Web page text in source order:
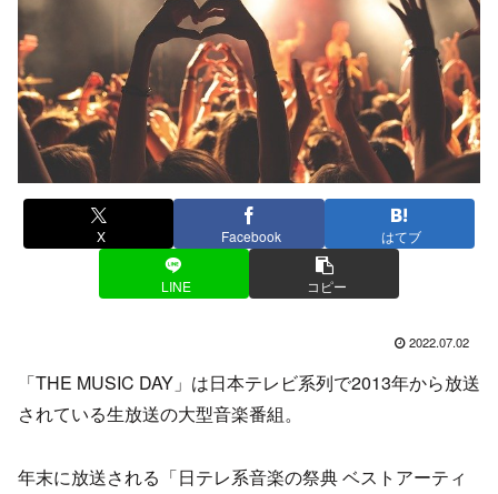
X Facebook はてブ
LINE コピー
2022.07.02
「THE MUSIC DAY」は日本テレビ系列で2013年から放送
されている生放送の大型音楽番組。
年末に放送される「日テレ系音楽の祭典 ベストアーティ